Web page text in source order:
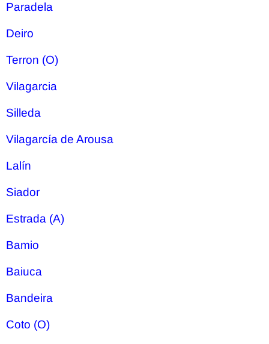
Paradela
Deiro
Terron (O)
Vilagarcia
Silleda
Vilagarcía de Arousa
Lalín
Siador
Estrada (A)
Bamio
Baiuca
Bandeira
Coto (O)